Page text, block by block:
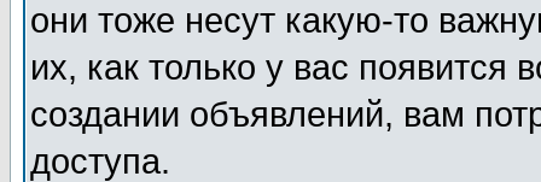
они тоже несут какую-то
их, как только у вас появится
создании объявлений, вам
доступа.